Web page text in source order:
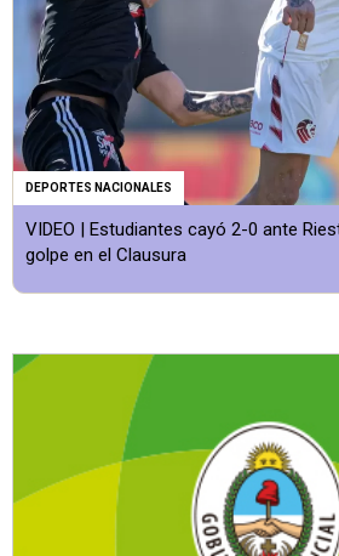
DEPORTES NACIONALES
VIDEO | Estudiantes cayó 2-0 ante
golpe en el Clausura